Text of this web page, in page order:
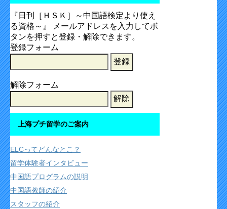
『日刊［ＨＳＫ］～中国語検定より使え
る資格～』 メールアドレスを入力してボ
タンを押すと登録・解除できます。
登録フォーム
解除フォーム
上海プチ留学のご案内
ELCってどんなとこ？
留学体験者インタビュー
中国語プログラムの説明
中国語教師の紹介
スタッフの紹介